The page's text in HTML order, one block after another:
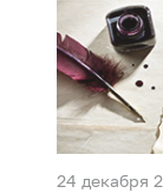
24 декабря